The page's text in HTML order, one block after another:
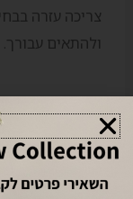
צריכה עזרה
ולהתאים עבורך.
→הפוסט הקודם